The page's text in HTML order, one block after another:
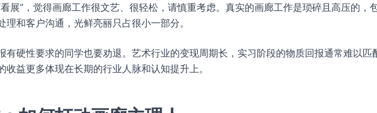
展”，觉得画廊工作很文艺、很轻松，请慎重考虑。真实的画廊工作是琐碎且高压的，
理和客户沟通，光鲜亮丽只占很小一部分。
有硬性要求的同学也要劝退。艺术行业的变现周期长，实习阶段的物质回报通常难以匹
收益更多体现在长期的行业人脉和认知提升上。